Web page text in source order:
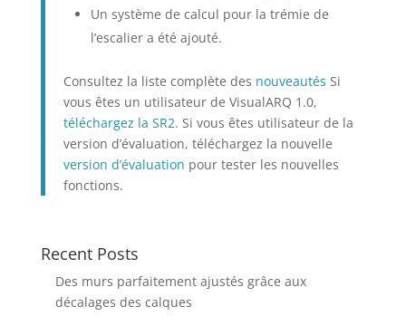
Un système de calcul pour la trémie de
l’escalier a été ajouté.
Consultez la liste complète des nouveautés Si
vous êtes un utilisateur de VisualARQ 1.0,
téléchargez la SR2. Si vous êtes utilisateur de la
version d’évaluation, téléchargez la nouvelle
version d’évaluation pour tester les nouvelles
fonctions.
Recent Posts
Des murs parfaitement ajustés grâce aux
décalages des calques